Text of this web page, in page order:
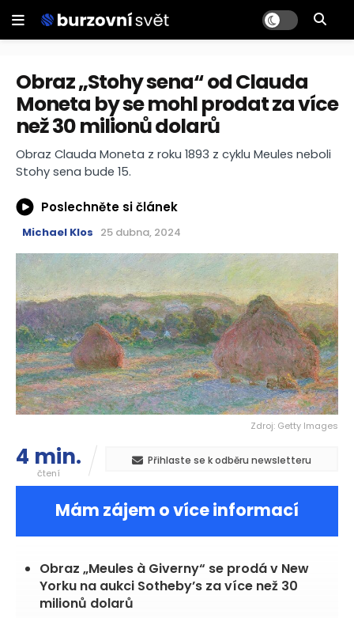
Obraz „Stohy sena“ od Clauda
Moneta by se mohl prodat za více
než 30 milionů dolarů
Obraz Clauda Moneta z roku 1893 z cyklu Meules neboli
Stohy sena bude 15.
Poslechněte si článek
Michael Klos 25 dubna, 2024
Zdroj: Getty Images
4 min.
čtení
Přihlaste se k odběru newsletteru
Mám zájem o více informací
Obraz „Meules à Giverny“ se prodá v New
Yorku na aukci Sotheby’s za více než 30
milionů dolarů